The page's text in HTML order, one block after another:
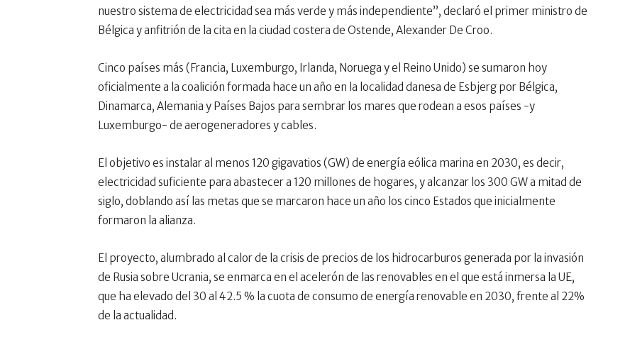
nuestro sistema de electricidad sea más verde y más independiente”, declaró el primer ministro de
Bélgica y anfitrión de la cita en la ciudad costera de Ostende, Alexander De Croo.
Cinco países más (Francia, Luxemburgo, Irlanda, Noruega y el Reino Unido) se sumaron hoy
oficialmente a la coalición formada hace un año en la localidad danesa de Esbjerg por Bélgica,
Dinamarca, Alemania y Países Bajos para sembrar los mares que rodean a esos países -y
Luxemburgo- de aerogeneradores y cables.
El objetivo es instalar al menos 120 gigavatios (GW) de energía eólica marina en 2030, es decir,
electricidad suficiente para abastecer a 120 millones de hogares, y alcanzar los 300 GW a mitad de
siglo, doblando así las metas que se marcaron hace un año los cinco Estados que inicialmente
formaron la alianza.
El proyecto, alumbrado al calor de la crisis de precios de los hidrocarburos generada por la invasión
de Rusia sobre Ucrania, se enmarca en el acelerón de las renovables en el que está inmersa la UE,
que ha elevado del 30 al 42.5 % la cuota de consumo de energía renovable en 2030, frente al 22%
de la actualidad.